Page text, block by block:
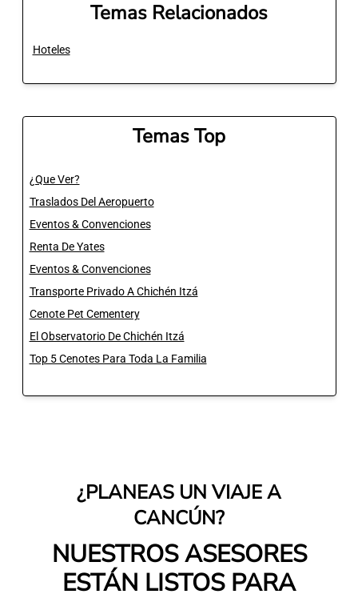
Temas Relacionados
Hoteles
Temas Top
¿Que Ver?
Traslados Del Aeropuerto
Eventos & Convenciones
Renta De Yates
Eventos & Convenciones
Transporte Privado A Chichén Itzá
Cenote Pet Cementery
El Observatorio De Chichén Itzá
Top 5 Cenotes Para Toda La Familia
¿PLANEAS UN VIAJE A
CANCÚN?
NUESTROS ASESORES
ESTÁN LISTOS PARA